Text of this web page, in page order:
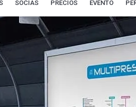
SOCIAS PRECIOS EVENTO